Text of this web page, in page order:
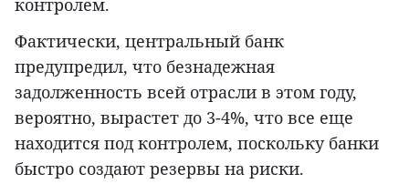
Фактически, центральный банк
предупредил, что безнадежная
задолженность всей отрасли в этом году,
вероятно, вырастет до 3-4%, что все еще
находится под контролем, поскольку банки
быстро создают резервы на риски.